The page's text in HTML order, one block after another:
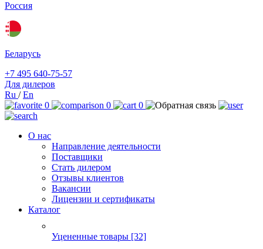
Россия
Беларусь
+7 495 640-75-57
Для дилеров
Ru /En
0
0 0
О нас
Направление деятельности
Поставщики
Стать дилером
Отзывы клиентов
Вакансии
Лицензии и сертификаты
Каталог
Уцененные товары [32]